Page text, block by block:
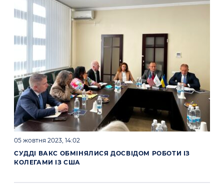
05 жовтня 2023, 14:02
СУДДІ ВАКС ОБМІНЯЛИСЯ ДОСВІДОМ РОБОТИ ІЗ
КОЛЕГАМИ ІЗ США